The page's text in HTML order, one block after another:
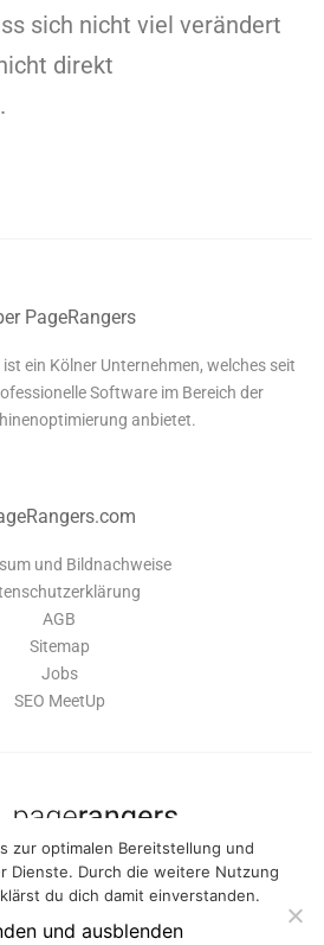
sich nicht viel verändert
direkt
PageRangers
ein Kölner Unternehmen, welches seit
Software im Bereich der
anbietet.
und Bildnachweise
AGB
Sitemap
Jobs
SEO MeetUp
Suite, die dir alle Tools bietet um deine
und für Suchmaschinen zu optimieren.
zur optimalen Bereitstellung und
Dienste. Durch die weitere Nutzung
du dich damit einverstanden.
und ausblenden